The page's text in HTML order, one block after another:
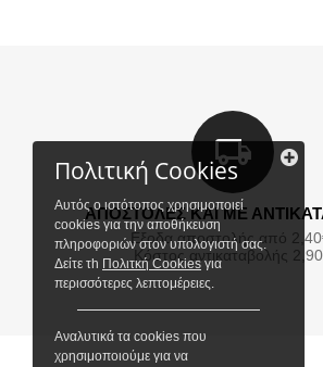
ΑΠΟΣΤΟΛΕΣ ΚΑΙ ΜΕ
Εξοδα αποστολής από
Κόστος αντικαταβολής
Πολιτική Cookies
Αυτός ο ιστότοπος χρησιμοποιεί
cookies για την αποθήκευση
πληροφοριών στον υπολογιστή σας.
Δείτε τh Πολιτκή Cookiesγια
περισσότερες λεπτομέρειες.
Αναλυτικά τα cookies που
χρησιμοποιούμε για να